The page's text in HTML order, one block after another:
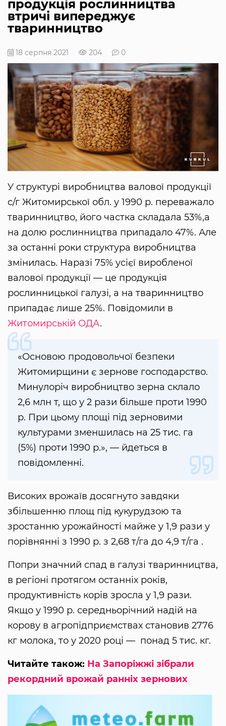
продукція рослинництва
втричі випереджує
тваринництво
18 серпня 2021 204 0
У структурі виробництва валової продукції
с/г Житомирської обл. у 1990 р. переважало
тваринництво, його частка складала 53%,а
на долю рослинництва припадало 47%. Але
за останні роки структура виробництва
змінилась. Наразі 75% усієї виробленої
валової продукції — це продукція
рослинницької галузі, а на тваринництво
припадає лише 25%. Повідомили в
Житомирській ОДА.
«Основою продовольчої безпеки
Житомирщини є зернове господарство.
Минулоріч виробництво зерна склало
2,6 млн т, що у 2 рази більше проти 1990
р. При цьому площі під зерновими
культурами зменшилась на 25 тис. га
(5%) проти 1990 р.», — йдеться в
повідомленні.
Високих врожаїв досягнуто завдяки
збільшенню площ під кукурудзою та
зростанню урожайності майже у 1,9 рази у
порівнянні з 1990 р. з 2,68 т/га до 4,9 т/га .
Попри значний спад в галузі тваринництва,
в регіоні протягом останніх років,
продуктивність корів зросла у 1,9 рази.
Якщо у 1990 р. середньорічний надій на
корову в агропідприємствах становив 2776
кг молока, то у 2020 році — понад 5 тис. кг.
Читайте також: На Запоріжжі зібрали
рекордний врожай ранніх зернових